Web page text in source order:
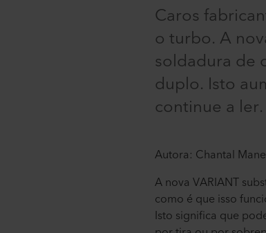
Caros
o turbo. A
soldadura de
duplo. Isto
continue a ler.
Autora: Chantal
A nova VARIANT
como é que isso
Isto significa que